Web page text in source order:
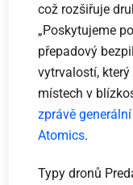
což rozšiřuje
„Poskytujeme
přepadový
vytrvalostí,
místech v
zprávě
Atomics.
Typy dronů